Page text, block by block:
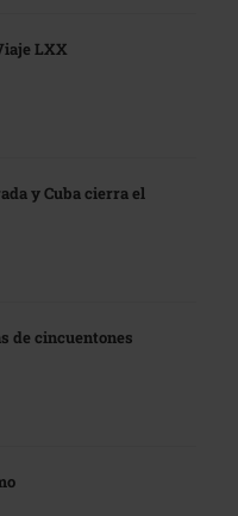
LXX
y Cuba cierra el
de cincuentones